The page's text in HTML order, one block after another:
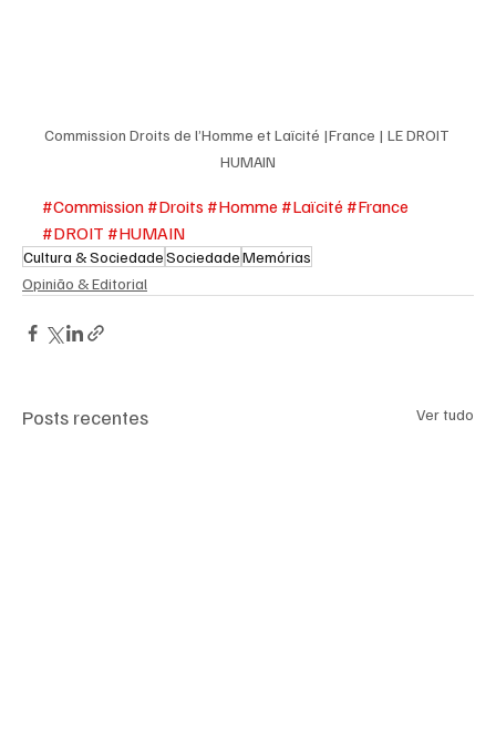
Commission Droits de l’Homme et Laïcité |France | LE DROIT
HUMAIN
#Commission #Droits #Homme #Laïcité #France
#DROIT #HUMAIN
Cultura & SociedadeSociedadeMemórias
Opinião & Editorial
Posts recentes Ver tudo